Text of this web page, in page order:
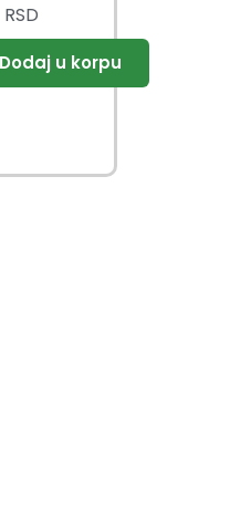
RSD